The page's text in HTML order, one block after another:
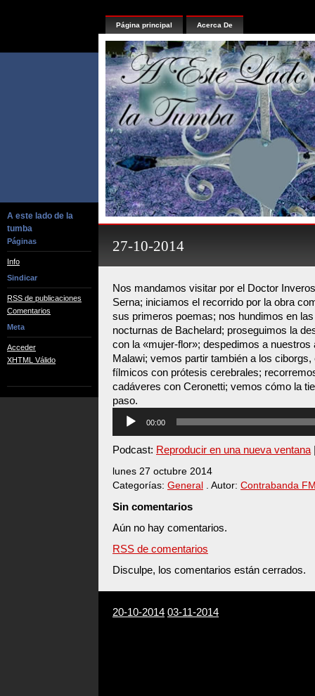
A este lado de la
tumba
Páginas
Info
Sindicar
RSS de publicaciones
Comentarios
Meta
Acceder
XHTML Válido
Página principal Acerca De
27-10-2014
Nos mandamos visitar por el Doctor
Serna; iniciamos el recorrido por la obra
sus primeros poemas; nos hundimos en
nocturnas de Bachelard; proseguimos la
con la «mujer-flor»; despedimos a
Malawi; vemos partir también a los
fílmicos con prótesis cerebrales;
cadáveres con Ceronetti; vemos cómo la
paso.
Reproductor
audio
00:00
Podcast: Reproducir en una nueva ventana
lunes 27 octubre 2014
Categorías: General . Autor: Contrabanda
Sin comentarios
Aún no hay comentarios.
RSS de comentarios
Disculpe, los comentarios están cerrados.
20-10-2014 03-11-2014